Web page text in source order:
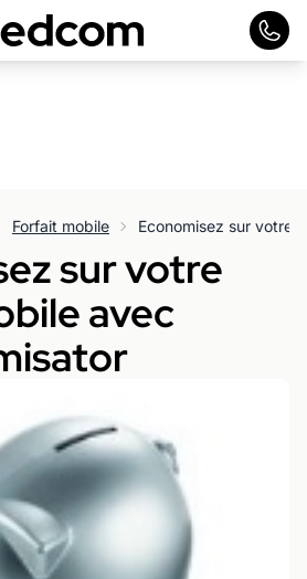
Forfait mobile
sur votre
avec